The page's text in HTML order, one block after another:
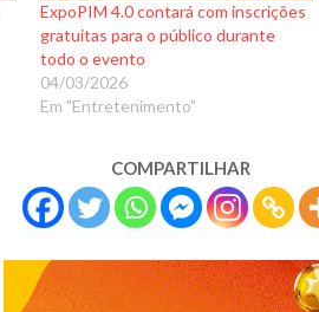
ExpoPIM 4.0 contará com inscrições
gratuitas para o público durante
todo o evento
04/03/2026
Em "Entretenimento"
COMPARTILHAR